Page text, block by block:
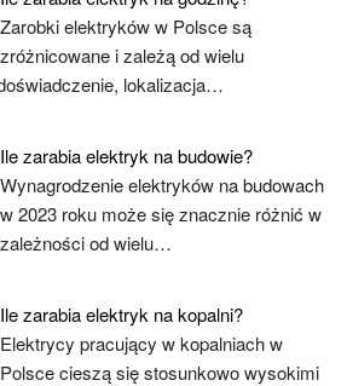
Zarobki elektryków w Polsce są
zróżnicowane i zależą od wielu
lokalizacja…
Ile zarabia elektryk na budowie?
Wynagrodzenie elektryków na budowach
w 2023 roku może się znacznie różnić w
zależności od wielu…
Ile zarabia elektryk na kopalni?
Elektrycy pracujący w kopalniach w
Polsce cieszą się stosunkowo wysokimi